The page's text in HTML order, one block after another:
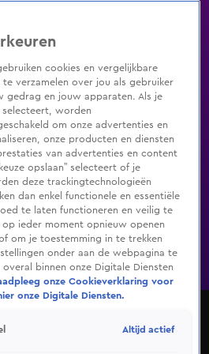
Zenders Genres
inlogShop
Programma's De Bondgenoten
Shop
cookies en vergelijkbare
verzamelen over jou als gebruiker
gedrag en jouw apparaten. Als je
selecteert, worden
om onze advertenties en
onze producten en diensten
van advertenties en content
opslaan” selecteert of je
deze trackingtechnologieën
dan enkel functionele en essentiële
te laten functioneren en veilig te
op ieder moment opnieuw openen
om je toestemming in te trekken
onder aan de webpagina te
overal binnen onze Digitale Diensten
onze Cookieverklaring voor
onze Digitale Diensten.
Altijd actief